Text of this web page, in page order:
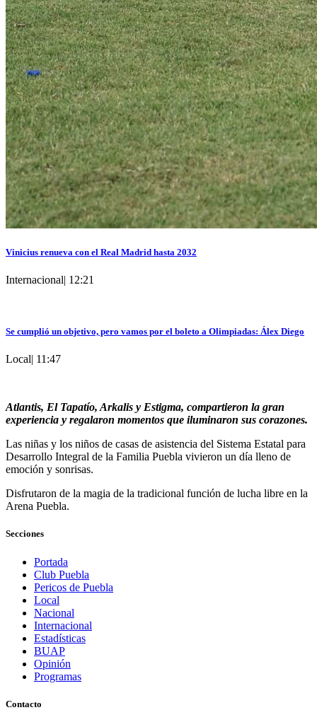
Vinicius renueva con el Real Madrid hasta 2032
Internacional| 12:21
Se cumplió un objetivo, pero vamos por el boleto a Olimpiadas: Álex Diego
Local| 11:47
Atlantis, El Tapatío, Arkalis y Estigma, compartieron la gran
experiencia y regalaron momentos que iluminaron sus corazones.
Las niñas y los niños de casas de asistencia del Sistema Estatal para
Desarrollo Integral de la Familia Puebla vivieron un día lleno de
emoción y sonrisas.
Disfrutaron de la magia de la tradicional función de lucha libre en la
Arena Puebla.
Secciones
Portada
Club Puebla
Pericos de Puebla
Local
Nacional
Internacional
Estadísticas
BUAP
Opinión
Programas
Contacto